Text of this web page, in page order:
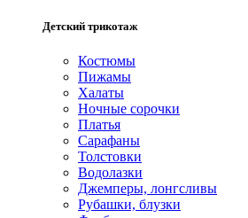
Детский трикотаж
Костюмы
Пижамы
Халаты
Ночные сорочки
Платья
Сарафаны
Толстовки
Водолазки
Джемперы, лонгсливы
Рубашки, блузки